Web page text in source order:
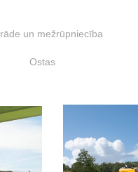
un mežrūpniecība
Ostas